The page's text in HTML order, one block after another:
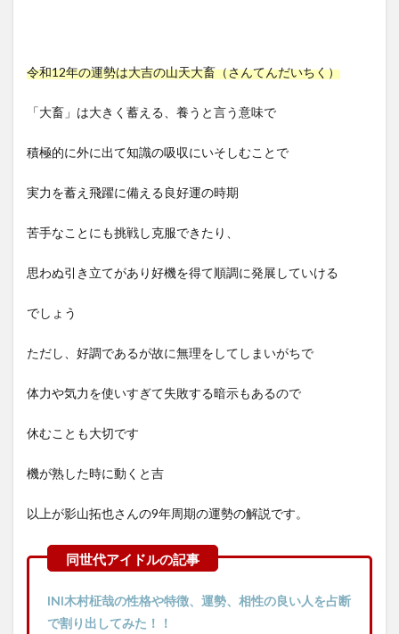
令和12年の運勢は大吉の山天大畜（さんてんだいちく）
「大畜」は大きく蓄える、養うと言う意味で
積極的に外に出て知識の吸収にいそしむことで
実力を蓄え飛躍に備える良好運の時期
苦手なことにも挑戦し克服できたり、
思わぬ引き立てがあり好機を得て順調に発展していける
でしょう
ただし、好調であるが故に無理をしてしまいがちで
体力や気力を使いすぎて失敗する暗示もあるので
休むことも大切です
機が熟した時に動くと吉
以上が影山拓也さんの9年周期の運勢の解説です。
INI木村柾哉の性格や特徴、運勢、相性の良い人を占断
で割り出してみた！！